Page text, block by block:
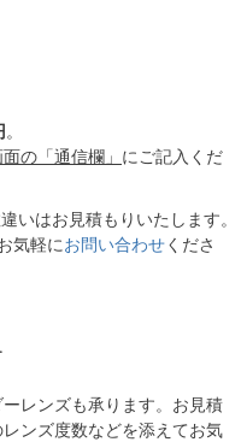
。
の「通信欄」 にご記入くだ
いはお見積もりいたします。
気軽にお問い合わせくださ
レンズも承ります。お見積
ンズ度数などを添えてお気